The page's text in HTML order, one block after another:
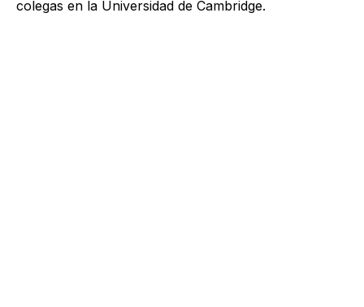
colegas en la Universidad de Cambridge.